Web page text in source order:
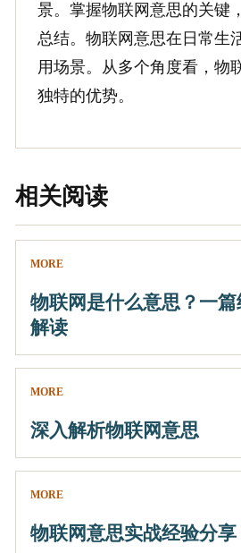
景。掌握物联网意思的关键
总结。物联网意思在日常生
用场景。从多个角度看，物
独特的优势。
相关阅读
MORE
物联网是什么意思？一
解读
MORE
深入解析物联网意思
MORE
物联网意思实战经验分享